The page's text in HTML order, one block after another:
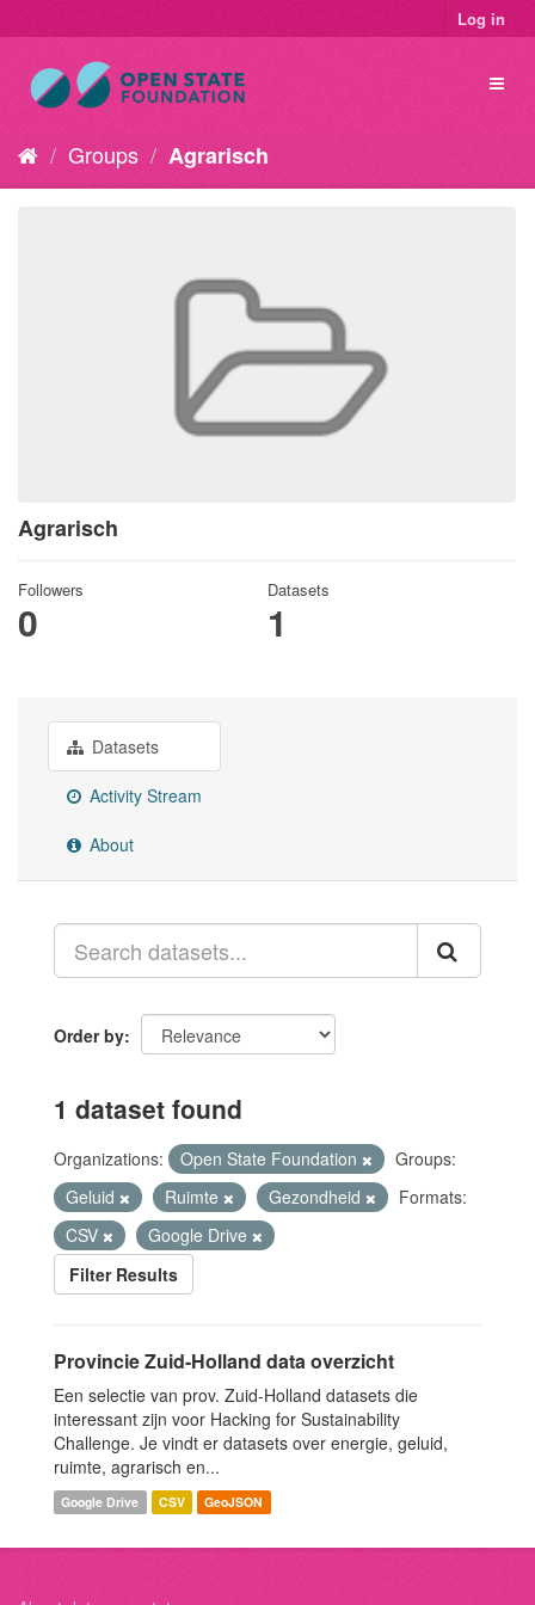
Log in
Groups Agrarisch
Agrarisch
Followers
0
Datasets
1
Datasets
Activity Stream
About
Order by
1 dataset found
Organizations: Open State Foundation
Groups:
Geluid
Ruimte Gezondheid
Formats:
CSV
Google Drive
Filter Results
Provincie Zuid-Holland data overzicht
Een selectie van prov. Zuid-Holland datasets die
interessant zijn voor Hacking for Sustainability
Challenge. Je vindt er datasets over energie, geluid,
ruimte, agrarisch en...
Google Drive CSV GeoJSON